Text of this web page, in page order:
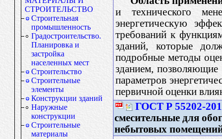
СТРОИТЕЛЬСТВО
Строительная
промышленность
Градостроительство.
Планировка и
застройка
населенных мест
Строительство
Строительные
элементы
Конструкции зданий
Наружные
конструкции
Строительные
материалы
и технического
энергетическую
требований к
зданий, которые
подробные методы
зданием, позволяющие
параметров
первичной оценки
ГОСТ Р 55202-
смесительные для
небытовых